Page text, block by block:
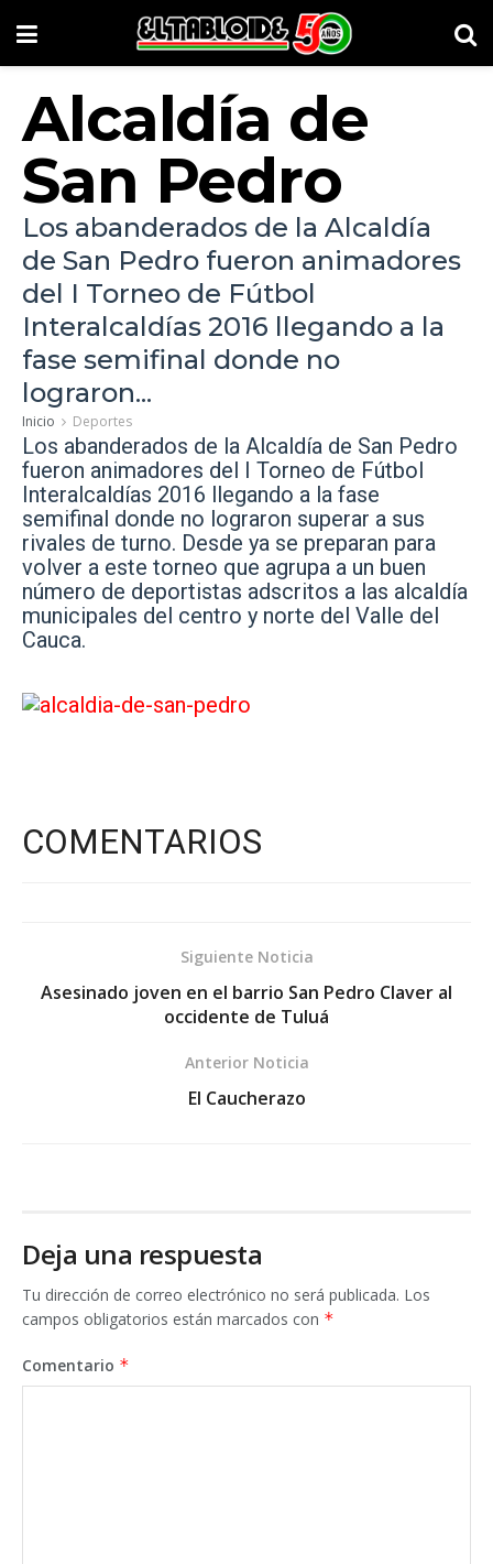
Alcaldía de
San Pedro
Los abanderados de la Alcaldía
de San Pedro fueron animadores
del I Torneo de Fútbol
Interalcaldías 2016 llegando a la
fase semifinal donde no
lograron...
Inicio Deportes
Los abanderados de la Alcaldía de San Pedro
fueron animadores del I Torneo de Fútbol
Interalcaldías 2016 llegando a la fase
semifinal donde no lograron superar a sus
rivales de turno. Desde ya se preparan para
volver a este torneo que agrupa a un buen
número de deportistas adscritos a las alcaldía
municipales del centro y norte del Valle del
Cauca.
COMENTARIOS
Siguiente Noticia
Asesinado joven en el barrio San Pedro Claver al
occidente de Tuluá
Anterior Noticia
El Caucherazo
Deja una respuesta
Tu dirección de correo electrónico no será publicada. Los
campos obligatorios están marcados con *
Comentario *